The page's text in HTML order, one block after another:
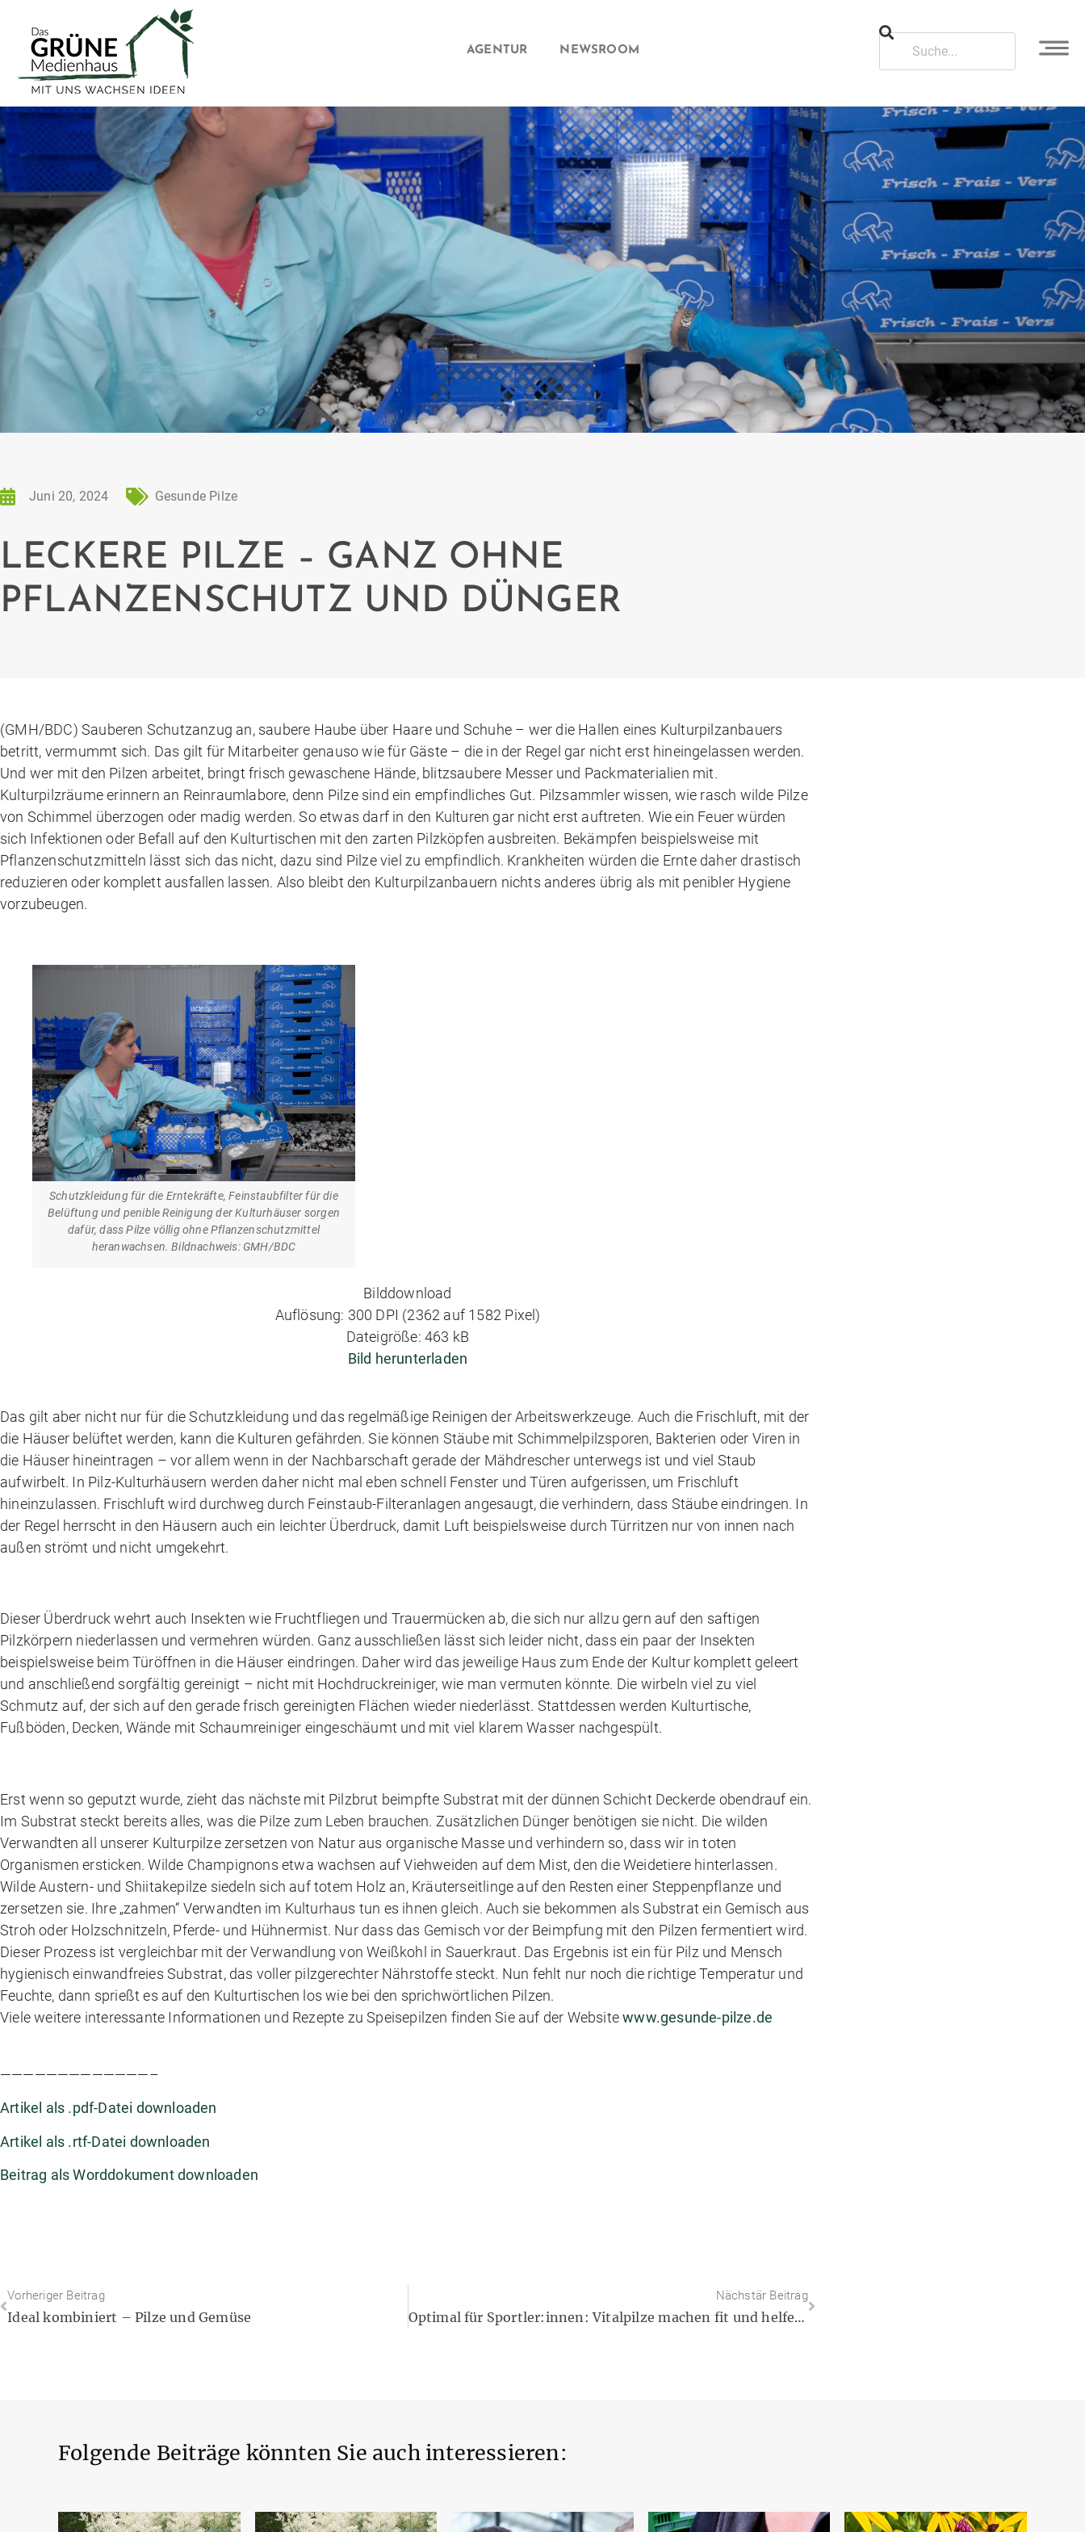
AGENTUR NEWSROOM
Juni 20, 2024 Gesunde Pilze
LECKERE PILZE – GANZ OHNE
PFLANZENSCHUTZ UND DÜNGER
(GMH/BDC) Sauberen Schutzanzug an, saubere Haube über Haare und Schuhe – wer die Hallen eines Kulturpilzanbauers
betritt, vermummt sich. Das gilt für Mitarbeiter genauso wie für Gäste – die in der Regel gar nicht erst hineingelassen werden.
Und wer mit den Pilzen arbeitet, bringt frisch gewaschene Hände, blitzsaubere Messer und Packmaterialien mit.
Kulturpilzräume erinnern an Reinraumlabore, denn Pilze sind ein empfindliches Gut. Pilzsammler wissen, wie rasch wilde Pilze
von Schimmel überzogen oder madig werden. So etwas darf in den Kulturen gar nicht erst auftreten. Wie ein Feuer würden
sich Infektionen oder Befall auf den Kulturtischen mit den zarten Pilzköpfen ausbreiten. Bekämpfen beispielsweise mit
Pflanzenschutzmitteln lässt sich das nicht, dazu sind Pilze viel zu empfindlich. Krankheiten würden die Ernte daher drastisch
reduzieren oder komplett ausfallen lassen. Also bleibt den Kulturpilzanbauern nichts anderes übrig als mit penibler Hygiene
vorzubeugen.
Schutzkleidung für die Erntekräfte, Feinstaubfilter für die
Belüftung und penible Reinigung der Kulturhäuser sorgen
dafür, dass Pilze völlig ohne Pflanzenschutzmittel
heranwachsen. Bildnachweis: GMH/BDC
Bilddownload
Auflösung: 300 DPI (2362 auf 1582 Pixel)
Dateigröße: 463 kB
Bild herunterladen
Das gilt aber nicht nur für die Schutzkleidung und das regelmäßige Reinigen der Arbeitswerkzeuge. Auch die Frischluft, mit der
die Häuser belüftet werden, kann die Kulturen gefährden. Sie können Stäube mit Schimmelpilzsporen, Bakterien oder Viren in
die Häuser hineintragen – vor allem wenn in der Nachbarschaft gerade der Mähdrescher unterwegs ist und viel Staub
aufwirbelt. In Pilz-Kulturhäusern werden daher nicht mal eben schnell Fenster und Türen aufgerissen, um Frischluft
hineinzulassen. Frischluft wird durchweg durch Feinstaub-Filteranlagen angesaugt, die verhindern, dass Stäube eindringen. In
der Regel herrscht in den Häusern auch ein leichter Überdruck, damit Luft beispielsweise durch Türritzen nur von innen nach
außen strömt und nicht umgekehrt.
Dieser Überdruck wehrt auch Insekten wie Fruchtfliegen und Trauermücken ab, die sich nur allzu gern auf den saftigen
Pilzkörpern niederlassen und vermehren würden. Ganz ausschließen lässt sich leider nicht, dass ein paar der Insekten
beispielsweise beim Türöffnen in die Häuser eindringen. Daher wird das jeweilige Haus zum Ende der Kultur komplett geleert
und anschließend sorgfältig gereinigt – nicht mit Hochdruckreiniger, wie man vermuten könnte. Die wirbeln viel zu viel
Schmutz auf, der sich auf den gerade frisch gereinigten Flächen wieder niederlässt. Stattdessen werden Kulturtische,
Fußböden, Decken, Wände mit Schaumreiniger eingeschäumt und mit viel klarem Wasser nachgespült.
Erst wenn so geputzt wurde, zieht das nächste mit Pilzbrut beimpfte Substrat mit der dünnen Schicht Deckerde obendrauf ein.
Im Substrat steckt bereits alles, was die Pilze zum Leben brauchen. Zusätzlichen Dünger benötigen sie nicht. Die wilden
Verwandten all unserer Kulturpilze zersetzen von Natur aus organische Masse und verhindern so, dass wir in toten
Organismen ersticken. Wilde Champignons etwa wachsen auf Viehweiden auf dem Mist, den die Weidetiere hinterlassen.
Wilde Austern- und Shiitakepilze siedeln sich auf totem Holz an, Kräuterseitlinge auf den Resten einer Steppenpflanze und
zersetzen sie. Ihre „zahmen“ Verwandten im Kulturhaus tun es ihnen gleich. Auch sie bekommen als Substrat ein Gemisch aus
Stroh oder Holzschnitzeln, Pferde- und Hühnermist. Nur dass das Gemisch vor der Beimpfung mit den Pilzen fermentiert wird.
Dieser Prozess ist vergleichbar mit der Verwandlung von Weißkohl in Sauerkraut. Das Ergebnis ist ein für Pilz und Mensch
hygienisch einwandfreies Substrat, das voller pilzgerechter Nährstoffe steckt. Nun fehlt nur noch die richtige Temperatur und
Feuchte, dann sprießt es auf den Kulturtischen los wie bei den sprichwörtlichen Pilzen.
Viele weitere interessante Informationen und Rezepte zu Speisepilzen finden Sie auf der Websitewww.gesunde-pilze.de
—————————————–
Artikel als .pdf-Datei downloaden
Artikel als .rtf-Datei downloaden
Beitrag als Worddokument downloaden
Vorheriger Beitrag
Ideal kombiniert – Pilze und Gemüse
Nächstär Beitrag
Optimal für Sportler:innen: Vitalpilze machen fit und helfen bei der Regeneration
Folgende Beiträge könnten Sie auch interessieren: